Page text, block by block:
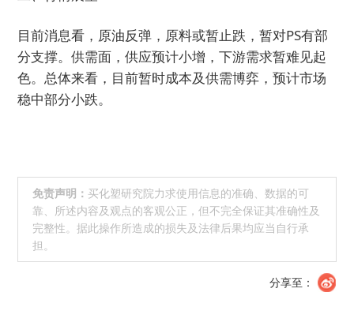
目前消息看，原油反弹，原料或暂止跌，暂对PS有部
分支撑。供需面，供应预计小增，下游需求暂难见起
色。总体来看，目前暂时成本及供需博弈，预计市场
稳中部分小跌。
免责声明： 买化塑研究院力求使用信息的准确、数据的可
靠、所述内容及观点的客观公正，但不完全保证其准确性及
完整性。据此操作所造成的损失及法律后果均应当自行承
担。
分享至：